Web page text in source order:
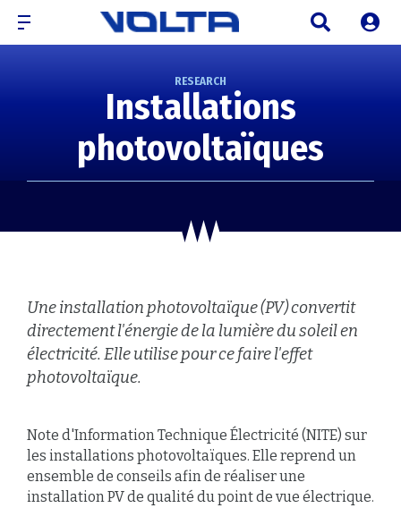
RESEARCH
Installations
photovoltaïques
Une installation photovoltaïque (PV) convertit
directement l'énergie de la lumière du soleil en
électricité. Elle utilise pour ce faire l'effet
photovoltaïque.
Note d'Information Technique Électricité (NITE) sur
les installations photovoltaïques. Elle reprend un
ensemble de conseils afin de réaliser une
installation PV de qualité du point de vue électrique.